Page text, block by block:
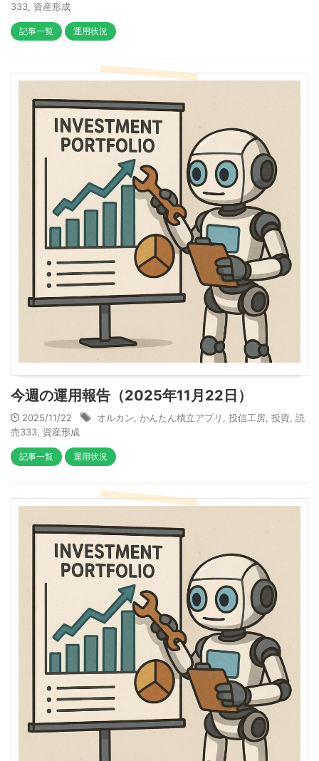
333 資産形成
記事一覧 運用状況
今週の運用報告（2025年11月22日）
2025/11/22 オルカン かんたん積立アプリ 投信工房 投資 読
売333 資産形成
記事一覧 運用状況